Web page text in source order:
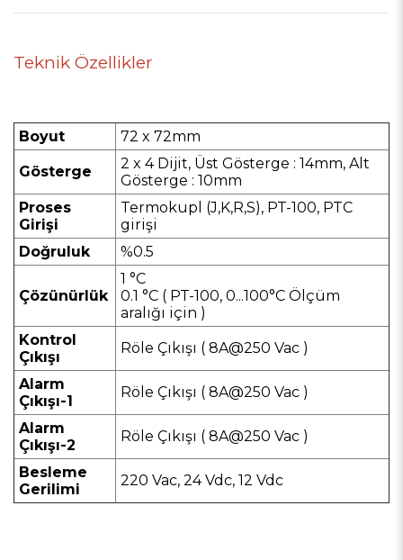
Teknik Özellikler
Boyut 72 x 72mm
Gösterge
2 x 4 Dijit, Üst Gösterge : 14mm, Alt
Gösterge : 10mm
Proses
Girişi
Termokupl (J,K,R,S), PT-100, PTC
girişi
Doğruluk
%0.5
Çözünürlük
1 °C
0.1 °C ( PT-100, 0...100°C Ölçüm
aralığı için )
Kontrol
Çıkışı
Röle Çıkışı ( 8A@250 Vac )
Alarm
Çıkışı-1
Röle Çıkışı ( 8A@250 Vac )
Alarm
Çıkışı-2
Röle Çıkışı ( 8A@250 Vac )
Besleme
Gerilimi
220 Vac, 24 Vdc, 12 Vdc